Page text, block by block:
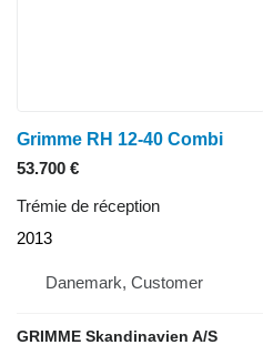
Grimme RH 12-40 Combi
53.700 €
Trémie de réception
2013
Danemark, Customer
GRIMME Skandinavien A/S